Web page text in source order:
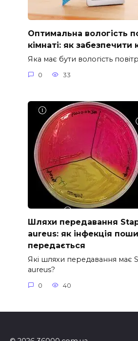
Оптимальна вологість
кімнаті: як
Яка має бути вологість
0 33
Шляхи передавання
aureus: як інфекція
передається
Які шляхи передавання має
aureus?
0 40